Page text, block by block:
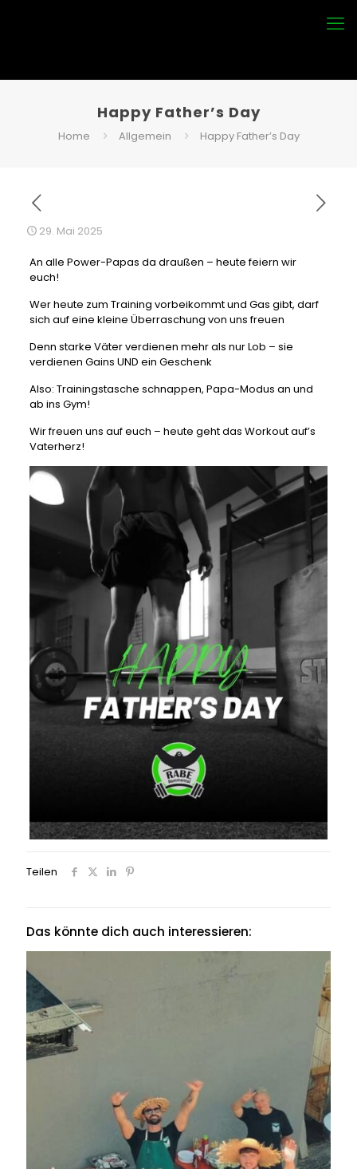
Happy Father’s Day
Home Allgemein Happy Father’s Day
29. Mai 2025
An alle Power-Papas da draußen – heute feiern wir
euch!
Wer heute zum Training vorbeikommt und Gas gibt, darf
sich auf eine kleine Überraschung von uns freuen
Denn starke Väter verdienen mehr als nur Lob – sie
verdienen Gains UND ein Geschenk
Also: Trainingstasche schnappen, Papa-Modus an und
ab ins Gym!
Wir freuen uns auf euch – heute geht das Workout auf’s
Vaterherz!
Teilen
Das könnte dich auch interessieren: